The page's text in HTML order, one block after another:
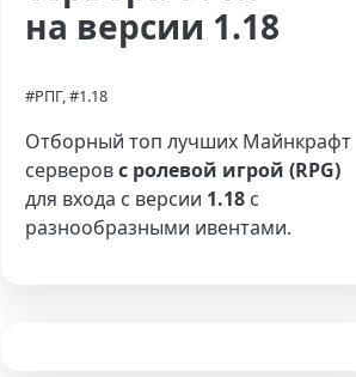
на версии 1.18
#РПГ, #1.18
Отборный топ лучших Майнкрафт
серверовс ролевой игрой (RPG)
для входа с версии 1.18 с
разнообразными ивентами.